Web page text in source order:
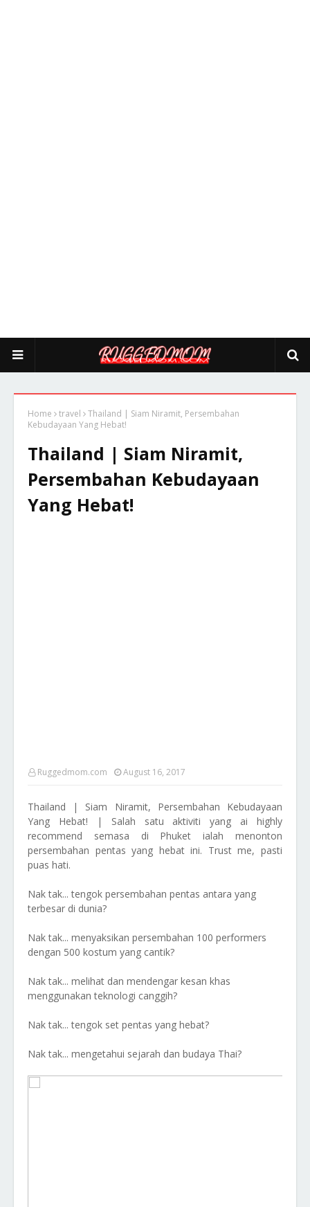
Home travel
Thailand | Siam Niramit, Persembahan
Kebudayaan Yang Hebat!
Thailand | Siam Niramit,
Persembahan Kebudayaan
Yang Hebat!
Ruggedmom.com August 16, 2017
Thailand | Siam Niramit, Persembahan Kebudayaan
Yang Hebat! | Salah satu aktiviti yang ai highly
recommend semasa di Phuket ialah menonton
persembahan pentas yang hebat ini. Trust me, pasti
puas hati.
Nak tak... tengok persembahan pentas antara yang
terbesar di dunia?
Nak tak... menyaksikan persembahan 100 performers
dengan 500 kostum yang cantik?
Nak tak... melihat dan mendengar kesan khas
menggunakan teknologi canggih?
Nak tak... tengok set pentas yang hebat?
Nak tak... mengetahui sejarah dan budaya Thai?